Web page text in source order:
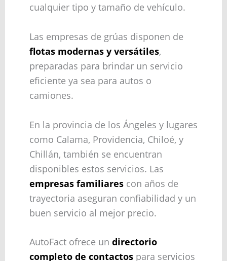
cualquier tipo y tamaño de vehículo.
Las empresas de grúas disponen de
flotas modernas y versátiles,
preparadas para brindar un servicio
eficiente ya sea para autos o
camiones.
En la provincia de los Ángeles y lugares
como Calama, Providencia, Chiloé, y
Chillán, también se encuentran
disponibles estos servicios. Las
empresas familiarescon años de
trayectoria aseguran confiabilidad y un
buen servicio al mejor precio.
AutoFact ofrece un directorio
completo de contactospara servicios